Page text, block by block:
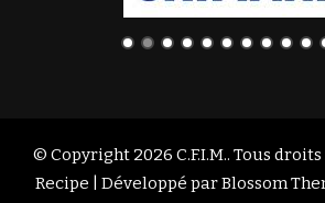
© Copyright 2026 C.F.I.M.. Tous
Recipe | Développé parBlossom